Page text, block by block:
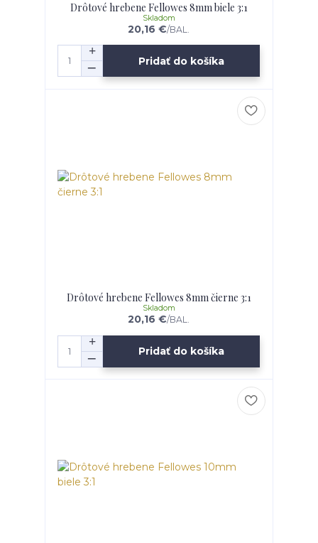
Drôtové hrebene Fellowes 8mm biele 3:1
20,16 €/BAL.
Skladom
Pridať do košíka
Drôtové hrebene Fellowes 8mm čierne 3:1
20,16 €/BAL.
Skladom
Pridať do košíka